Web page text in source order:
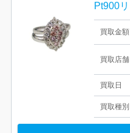
Pt900
買取金額
買取店舗
買取日
買取種別